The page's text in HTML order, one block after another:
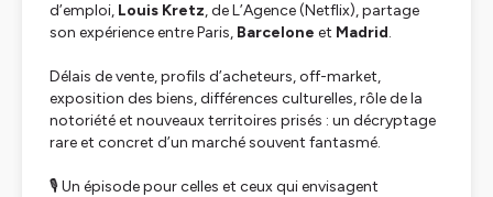
d’emploi, Louis Kretz, deL’Agence(Netflix), partage
son expérience entre Paris, Barcelone et Madrid.
Délais de vente, profils d’acheteurs, off-market,
exposition des biens, différences culturelles, rôle de la
notoriété et nouveaux territoires prisés : un décryptage
rare et concret d’un marché souvent fantasmé.
🎙️ Un épisode pour celles et ceux qui envisagent